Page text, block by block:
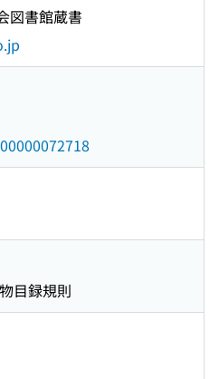
図書館蔵書
目録規則